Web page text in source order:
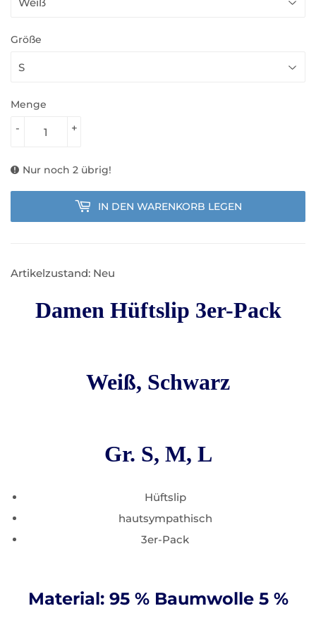
Größe
Menge
+
-
Nur noch 2 übrig!
IN DEN WARENKORB LEGEN
Artikelzustand: Neu
Damen Hüftslip 3er-Pack
Weiß, Schwarz
Gr. S, M, L
Hüftslip
hautsympathisch
3er-Pack
Material: 95 % Baumwolle 5 %